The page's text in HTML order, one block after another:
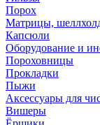
Порох
Матрицы,
Капсюли
Оборудование и
Пороховницы
Прокладки
Пыжи
Аксессуары для
Вишеры